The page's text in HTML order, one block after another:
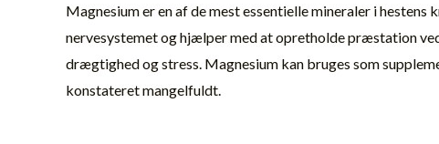
Magnesium er en af de mest essentielle mineraler i
nervesystemet og hjælper med at opretholde præstation
drægtighed og stress. Magnesium kan bruges som
konstateret mangelfuldt.